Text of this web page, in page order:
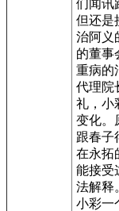
们闻讯
但还是
治阿义
的董事
重病的
代理院
礼，小
变化。
跟春子
在永拓
能接受
法解释
小彩一